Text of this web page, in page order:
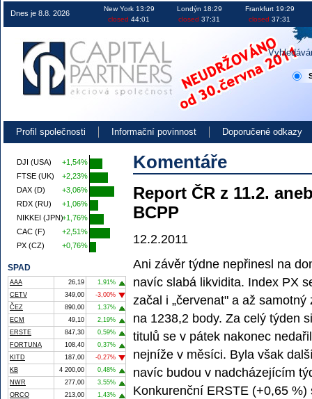
Obchodování na burze v ČR EU i USA investice akcie kurzy
Komentáře
Report ČR z 11.2.
BCPP
12.2.2011
Ani závěr týdne nepřinesl na
navíc slabá likvidita. Index PX
začal i „červenat" a až
na 1238,2 body. Za celý týden
titulů se v pátek nakonec
nejníže v měsíci. Byla však
navíc budou v nadcházejícím
Konkurenční ERSTE (+0,65
DJI (USA)
FTSE (UK)
DAX (D)
RDX (RU)
NIKKEI (JPN)
CAC (F)
PX (CZ)
+1,54%
+2,23%
+3,06%
+1,06%
+1,76%
+2,51%
+0,76%
SPAD
AAA 26,19
1,91%
CETV
349,00
-3,00%
ČEZ
890,00
1,37%
ECM
49,10
2,19%
ERSTE
847,30
0,59%
FORTUNA
108,40
0,37%
KITD
187,00
-0,27%
KB
4 200,00
0,48%
NWR
277,00
3,55%
ORCO
213,00
1,43%
Dnes je 8.8. 2026
New York 13:29
closed 44:01
Londýn 18:29
closed 37:31
Frankfurt 19:29
closed 37:31
Profil společnosti Informační povinnost Doporučené odkazy